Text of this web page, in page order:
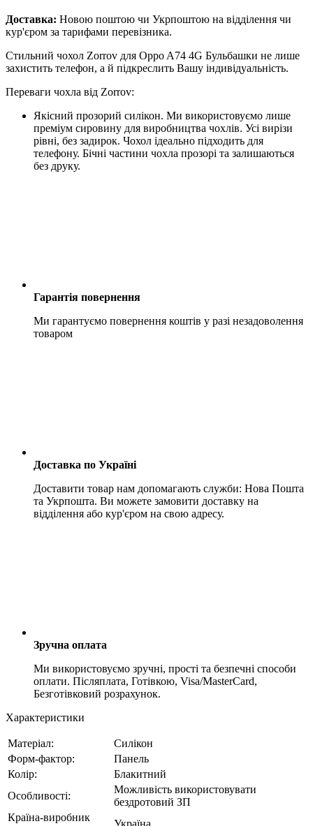
Доставка: Новою поштою чи Укрпоштою на відділення чи
кур'єром за тарифами перевізника.
Стильний чохол Zorrov для Oppo A74 4G Бульбашки не лише
захистить телефон, а й підкреслить Вашу індивідуальність.
Переваги чохла від Zorrov:
Якісний прозорий силікон. Ми використовуємо лише
преміум сировину для виробництва чохлів. Усі вирізи
рівні, без задирок. Чохол ідеально підходить для
телефону. Бічні частини чохла прозорі та залишаються
без друку.
Гарантія повернення
Ми гарантуємо повернення коштів у разі незадоволення
товаром
Доставка по Україні
Доставити товар нам допомагають служби: Нова Пошта
та Укрпошта. Ви можете замовити доставку на
відділення або кур'єром на свою адресу.
Зручна оплата
Ми використовуємо зручні, прості та безпечні способи
оплати. Післяплата, Готівкою, Visa/MasterCard,
Безготівковий розрахунок.
Характеристики
Матеріал:
Силікон
Форм-фактор:
Панель
Колір:
Блакитний
Особливості:
Можливість використовувати
бездротовий ЗП
Країна-виробник
Україна